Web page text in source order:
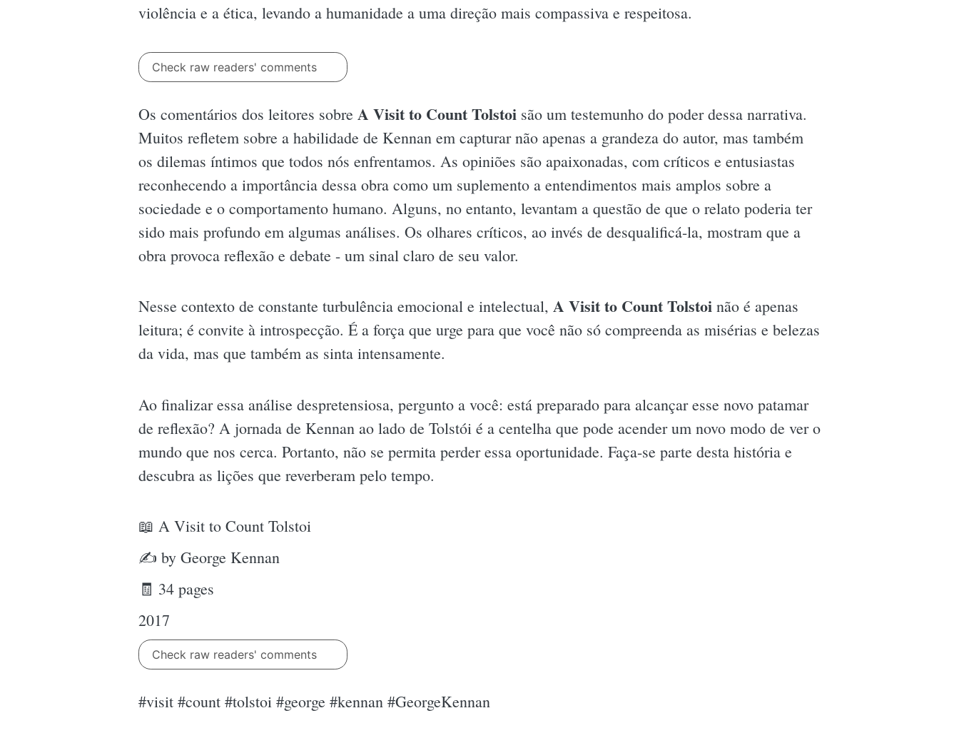
violência e a ética, levando a humanidade a uma direção mais compassiva e respeitosa.
Check raw readers' comments
Os comentários dos leitores sobre A Visit to Count Tolstoi são um testemunho do poder dessa narrativa.
Muitos refletem sobre a habilidade de Kennan em capturar não apenas a grandeza do autor, mas também
os dilemas íntimos que todos nós enfrentamos. As opiniões são apaixonadas, com críticos e entusiastas
reconhecendo a importância dessa obra como um suplemento a entendimentos mais amplos sobre a
sociedade e o comportamento humano. Alguns, no entanto, levantam a questão de que o relato poderia ter
sido mais profundo em algumas análises. Os olhares críticos, ao invés de desqualificá-la, mostram que a
obra provoca reflexão e debate - um sinal claro de seu valor.
Nesse contexto de constante turbulência emocional e intelectual, A Visit to Count Tolstoi não é apenas
leitura; é convite à introspecção. É a força que urge para que você não só compreenda as misérias e belezas
da vida, mas que também as sinta intensamente.
Ao finalizar essa análise despretensiosa, pergunto a você: está preparado para alcançar esse novo patamar
de reflexão? A jornada de Kennan ao lado de Tolstói é a centelha que pode acender um novo modo de ver o
mundo que nos cerca. Portanto, não se permita perder essa oportunidade. Faça-se parte desta história e
descubra as lições que reverberam pelo tempo.
📖 A Visit to Count Tolstoi
✍ by George Kennan
🧾 34 pages
2017
Check raw readers' comments
#visit #count #tolstoi #george #kennan #GeorgeKennan